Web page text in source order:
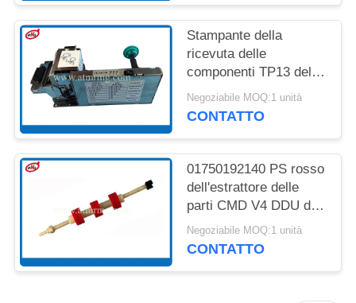
Stampante della
ricevuta delle
componenti TP13 della
macchina di bancomat
di Wincor Procash
Negoziabile MOQ:1 unità
CONTATTO
01750192140 PS rosso
dell'estrattore delle
parti CMD V4 DDU di
BANCOMAT di Wincor
con l'asse
Negoziabile MOQ:1 unità
CONTATTO